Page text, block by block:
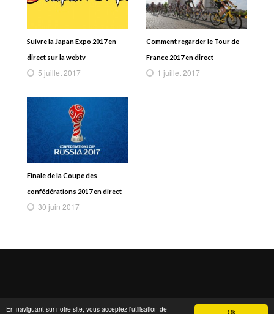
Ok
En naviguant sur notre site, vous acceptez l'utilisation de
Suivre la Japan Expo 2017 en
direct sur la webtv
5 juillet 2017
Comment regarder le Tour de
France 2017 en direct
1 juillet 2017
Finale de la Coupe des
confédérations 2017 en direct
30 juin 2017
Copyright 2015 © MarsTheme All rights reserved. Powered by